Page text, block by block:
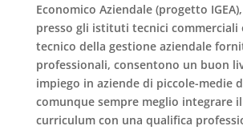
Economico Aziendale (progetto
presso gli istituti tecnici commerciali
tecnico della gestione aziendale
professionali, consentono un buon
impiego in aziende di piccole-medie
comunque sempre meglio integrare
curriculum con una qualifica